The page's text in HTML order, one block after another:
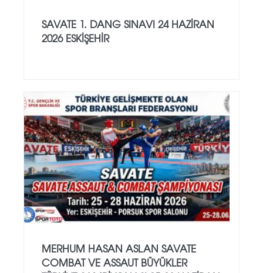
SAVATE 1. DANG SINAVI 24 HAZİRAN
2026 ESKİŞEHİR
MERHUM HASAN ASLAN SAVATE
COMBAT VE ASSAUT BÜYÜKLER